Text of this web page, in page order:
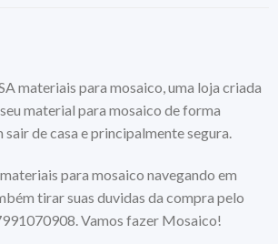
materiais para mosaico, uma loja criada
material para mosaico de forma
sair de casa e principalmente segura.
para mosaico navegando em
tirar suas duvidas da compra pelo
Vamos fazer Mosaico!